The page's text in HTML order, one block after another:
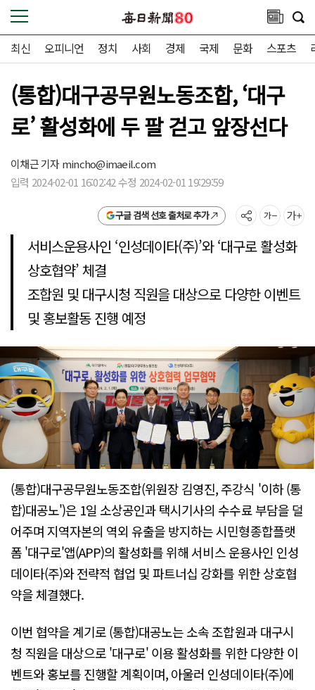
최신 오피니언 정치 사회 경제 국제 문화 스포츠
(통합)대구공무원노동조합, ‘대구
로’ 활성화에 두 팔 걷고 앞장선다
이채근 기자mincho@imaeil.com
입력 2024-02-01 16:02:42 수정 2024-02-01 19:29:59
구글 검색 선호 출처로 추가
서비스운용사인 ‘인성데이타(주)’와 ‘대구로 활성화
상호협약’ 체결
조합원 및 대구시청 직원을 대상으로 다양한 이벤트
및 홍보활동 진행 예정
(통합)대구공무원노동조합(위원장 김영진, 주강식 '이하 (통
합)대공노')은 1일 소상공인과 택시기사의 수수료 부담을 덜
어주며 지역자본의 역외 유출을 방지하는 시민형종합플랫
폼 '대구로'앱(APP)의 활성화를 위해 서비스 운용사인 인성
데이타(주)와 전략적 협업 및 파트너십 강화를 위한 상호협
약을 체결했다.
이번 협약을 계기로 (통합)대공노는 소속 조합원과 대구시
청 직원을 대상으로 '대구로' 이용 활성화를 위한 다양한 이
벤트와 홍보를 진행할 계획이며, 아울러 인성데이타(주)에